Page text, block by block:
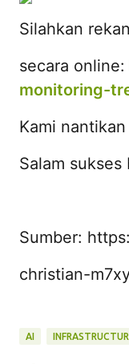
Silahkan
secara online:
monitoring-
Kami
Salam
Sumber:
christian-
AI